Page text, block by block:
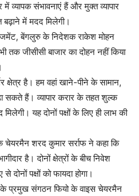
में व्यापक संभावनाएं हैं और मुक्त व्यापार
बढ़ाने में मदद मिलेगी।
बेंगलुरु के निदेशक राकेश मोहन
तक जीसीसी बाजार का दोहन नहीं किया
क्षेत्र है। हम वहां खाने-पीने के सामान,
सकते हैं। व्यापार करार के तहत शुल्क
यह दोनों पक्षों के लिए ही लाभ की
शरद कुमार सर्राफ ने कहा कि
है। दोनों क्षेत्रों के बीच निवेश
दोनों पक्षों को फायदा होगा।
के प्रमुख संगठन फियो के वाइस चेयरमैन